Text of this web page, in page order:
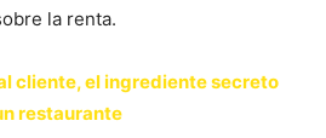
la renta.
cliente, el ingrediente secreto
restaurante